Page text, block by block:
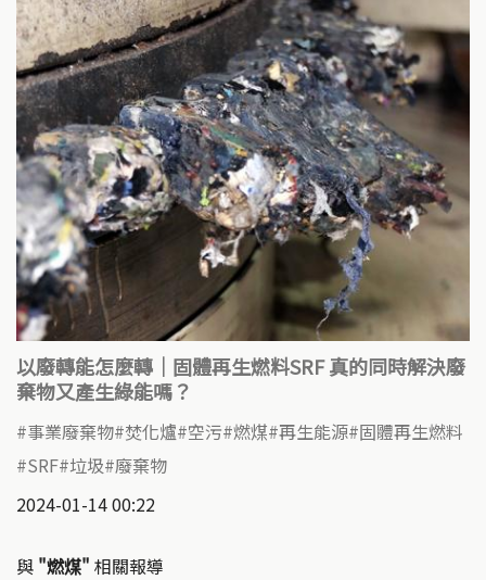
以廢轉能怎麼轉｜固體再生燃料SRF 真的同時解決廢
棄物又產生綠能嗎？
事業廢棄物 焚化爐 空污 燃煤 再生能源 固體再生燃料
SRF 垃圾 廢棄物
2024-01-14 00:22
與 "燃煤" 相關報導